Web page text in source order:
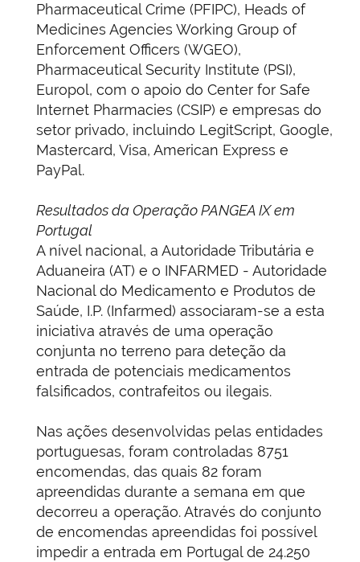
Pharmaceutical Crime (PFIPC), Heads of
Medicines Agencies Working Group of
Enforcement Officers (WGEO),
Pharmaceutical Security Institute (PSI),
Europol, com o apoio do Center for Safe
Internet Pharmacies (CSIP) e empresas do
setor privado, incluindo LegitScript, Google,
Mastercard, Visa, American Express e
PayPal.
Resultados da Operação PANGEA IX em
Portugal
A nível nacional, a Autoridade Tributária e
Aduaneira (AT) e o INFARMED - Autoridade
Nacional do Medicamento e Produtos de
Saúde, I.P. (Infarmed) associaram-se a esta
iniciativa através de uma operação
conjunta no terreno para deteção da
entrada de potenciais medicamentos
falsificados, contrafeitos ou ilegais.
Nas ações desenvolvidas pelas entidades
portuguesas, foram controladas 8751
encomendas, das quais 82 foram
apreendidas durante a semana em que
decorreu a operação. Através do conjunto
de encomendas apreendidas foi possível
impedir a entrada em Portugal de 24.250